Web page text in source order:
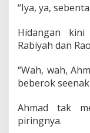
“Iya, ya,
Hidangan
Rabiyah dan
“Wah, wah,
beberok
Ahmad tak
piringnya.